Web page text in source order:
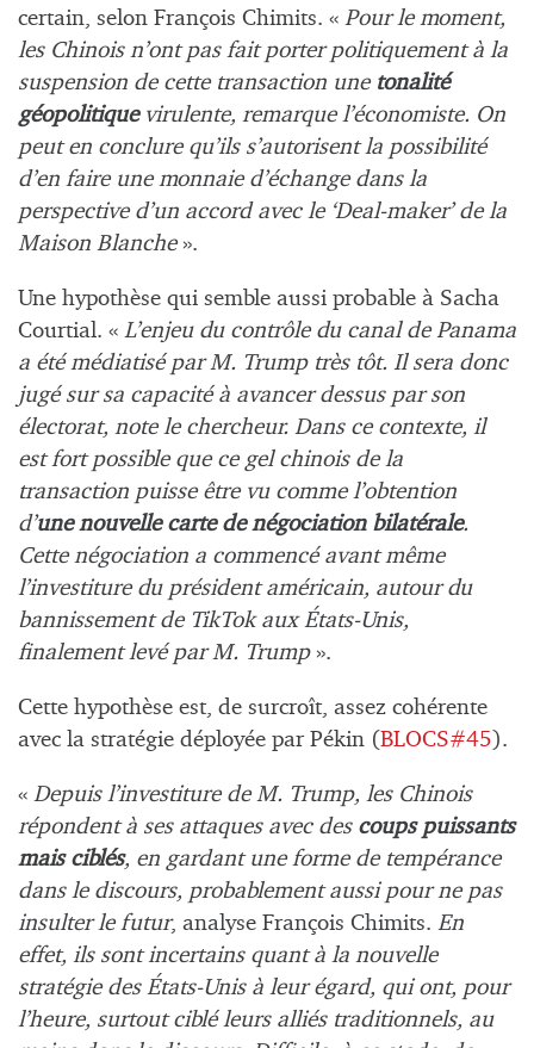
certain, selon François Chimits. « Pour le moment,
les Chinois n’ont pas fait porter politiquement à la
suspension de cette transaction une tonalité
géopolitiquevirulente, remarque l’économiste. On
peut en conclure qu’ils s’autorisent la possibilité
d’en faire une monnaie d’échange dans la
perspective d’un accord avec le ‘Deal-maker’ de la
Maison Blanche».
Une hypothèse qui semble aussi probable à Sacha
Courtial. « L’enjeu du contrôle du canal de Panama
a été médiatisé par M. Trump très tôt. Il sera donc
jugé sur sa capacité à avancer dessus par son
électorat, note le chercheur. Dans ce contexte, il
est fort possible que ce gel chinois de la
transaction puisse être vu comme l’obtention
d’une nouvelle carte de négociation bilatérale.
Cette négociation a commencé avant même
l’investiture du président américain, autour du
bannissement de TikTok aux États-Unis,
finalement levé par M. Trump».
Cette hypothèse est, de surcroît, assez cohérente
avec la stratégie déployée par Pékin (BLOCS#45 ).
« Depuis l’investiture de M. Trump, les Chinois
répondent à ses attaques avec des coups puissants
mais ciblés, en gardant une forme de tempérance
dans le discours, probablement aussi pour ne pas
insulter le futur, analyse François Chimits. En
effet, ils sont incertains quant à la nouvelle
stratégie des États-Unis à leur égard, qui ont, pour
l’heure, surtout ciblé leurs alliés traditionnels, au